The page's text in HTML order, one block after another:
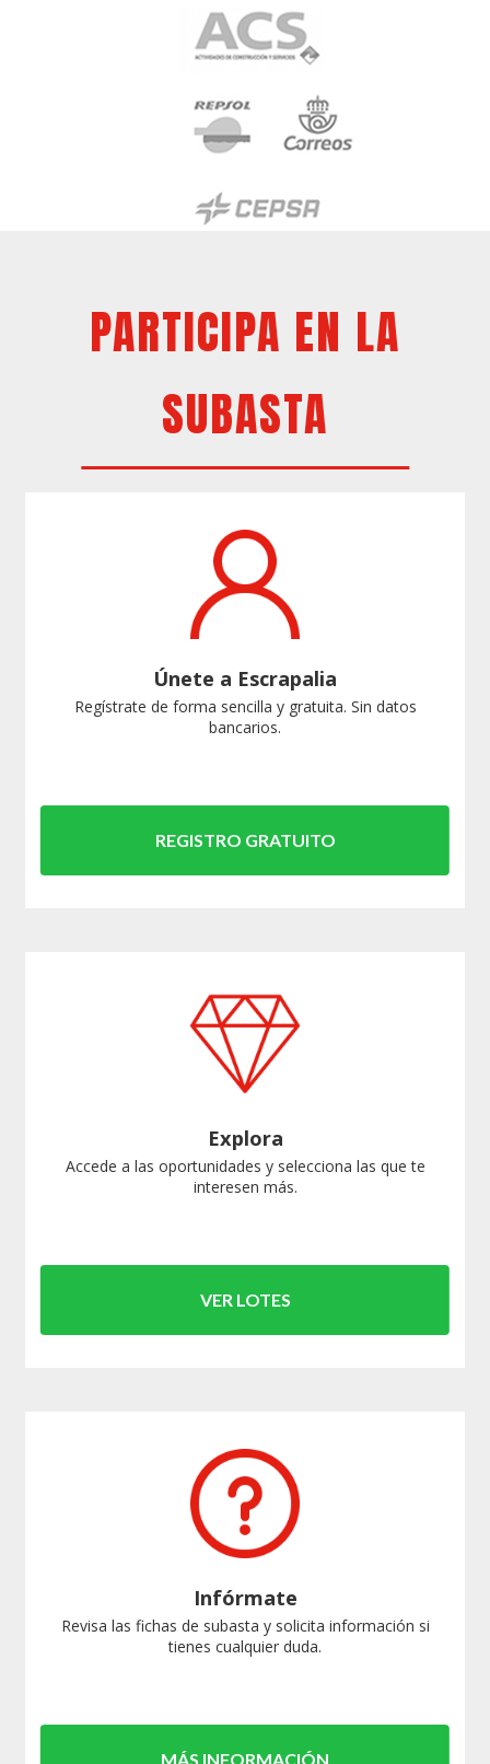
PARTICIPA EN LA
SUBASTA
Únete a Escrapalia
Regístrate de forma sencilla y gratuita. Sin datos
bancarios.
REGISTRO GRATUITO
Explora
Accede a las oportunidades y selecciona las que te
interesen más.
VER LOTES
Infórmate
Revisa las fichas de subasta y solicita información si
tienes cualquier duda.
MÁS INFORMACIÓN